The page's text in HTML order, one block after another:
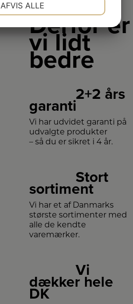
Derfor er
vi lidt
bedre
2+2 års
garanti
Vi har udvidet garanti på
udvalgte produkter
– så du er sikret i 4 år.
Stort
sortiment
Vi har et af Danmarks
største sortimenter med
alle de kendte
varemærker.
Vi
dækker hele
DK
STATISTIK
AFVIS ALLE